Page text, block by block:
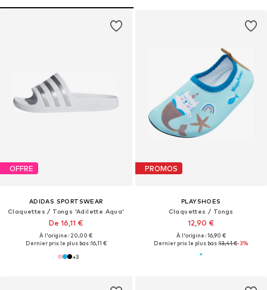
OFFRE
ADIDAS SPORTSWEAR
Claquettes / Tongs 'Adilette Aqua'
De 16,11 €
À l'origine : 20,00 €
Dernier prix le plus bas :16,11 €
+3
PROMOS
PLAYSHOES
Claquettes / Tongs
12,90 €
À l'origine : 16,90 €
Dernier prix le plus bas :13,41 €-3%